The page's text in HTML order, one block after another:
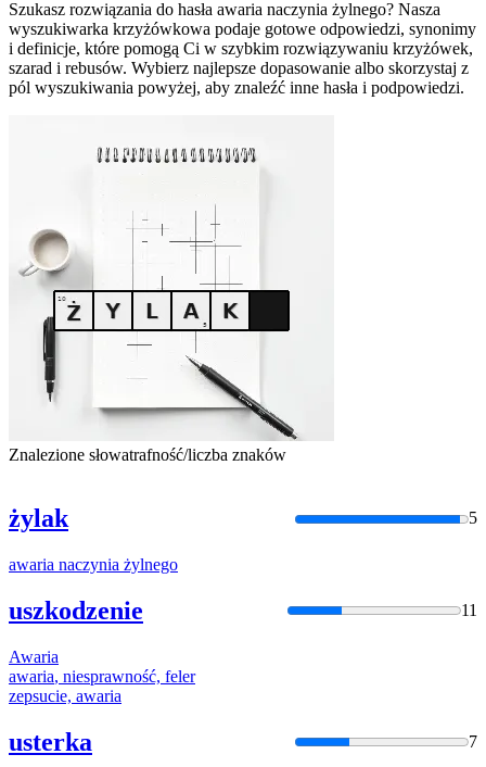
Szukasz rozwiązania do hasła awaria naczynia żylnego? Nasza
wyszukiwarka krzyżówkowa podaje gotowe odpowiedzi, synonimy
i definicje, które pomogą Ci w szybkim rozwiązywaniu krzyżówek,
szarad i rebusów. Wybierz najlepsze dopasowanie albo skorzystaj z
pól wyszukiwania powyżej, aby znaleźć inne hasła i podpowiedzi.
Znalezione słowatrafność/liczba znaków
żylak 5
awaria naczynia żylnego
uszkodzenie 11
Awaria
awaria, niesprawność, feler
zepsucie, awaria
usterka 7